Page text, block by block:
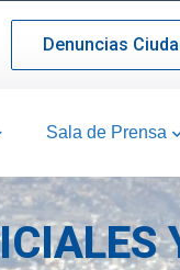
Denuncias
Sala de Prensa